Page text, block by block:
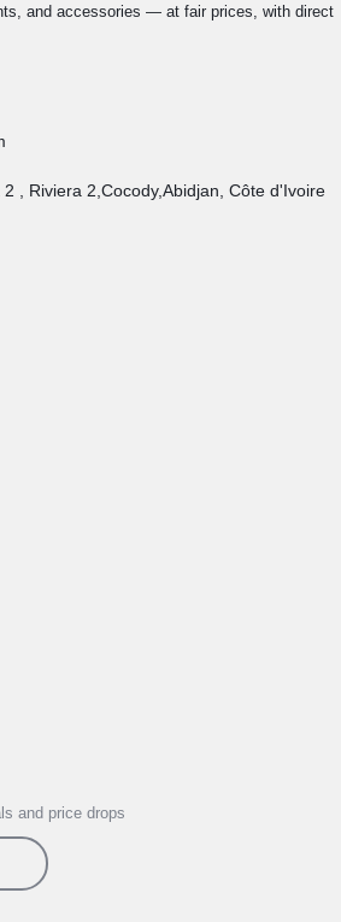
and accessories — at fair prices, with direct
, Riviera 2,Cocody,Abidjan, Côte d'Ivoire
and price drops